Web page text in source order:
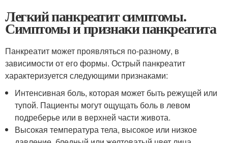
Легкий панкреатит симптомы.
Симптомы и признаки панкреатита
Панкреатит может проявляться по-разному, в
зависимости от его формы. Острый панкреатит
характеризуется следующими признаками:
Интенсивная боль, которая может быть режущей или
тупой. Пациенты могут ощущать боль в левом
подреберье или в верхней части живота.
Высокая температура тела, высокое или низкое